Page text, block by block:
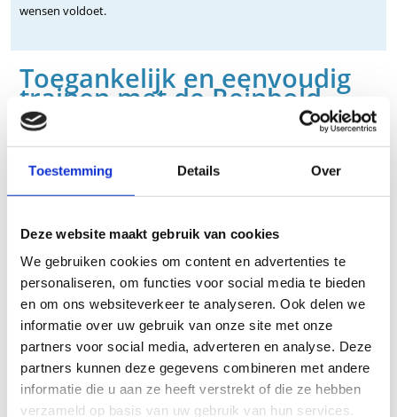
Toestemming Details Over
Deze website maakt gebruik van cookies
We gebruiken cookies om content en advertenties te
personaliseren, om functies voor social media te bieden
en om ons websiteverkeer te analyseren. Ook delen we
informatie over uw gebruik van onze site met onze
partners voor social media, adverteren en analyse. Deze
partners kunnen deze gegevens combineren met andere
informatie die u aan ze heeft verstrekt of die ze hebben
verzameld op basis van uw gebruik van hun services.
wensen voldoet.
Toegankelijk en eenvoudig
trainen met de Reinbold
circuitlijn
drempels. In samenwerking met Reinbold hebben we onze
Circuitlijn ontwikkeld, met het oog op gebruiksgemak, directe start
en veelzijdigheid. Of je nu herstelt na een blessure of deel uitmaakt
dankzij de moeiteloze toegang en naadloze overgang tussen
oefeningen.
Onze Reinbold producten worden met trots vervaardigd in
Duitsland, waarbij we hoogwaardig staal, topkwaliteit beweegbare
onderdelen en uitstekende polstering afwerking garanderen. De
term 'Circuit' verwijst naar de vlotte en efficiënte overgang van de
ene oefening naar de andere, waardoor je als het ware je eigen
fitnesscircuit kunt creëren. Natuurlijk zijn onze apparaten ook
afzonderlijk inzetbaar voor specifieke trainingsdoeleinden.